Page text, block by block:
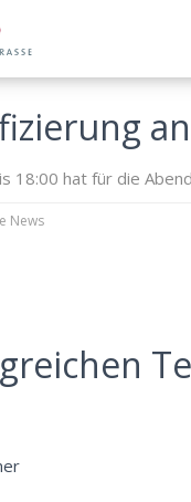
18:00 hat für die
News